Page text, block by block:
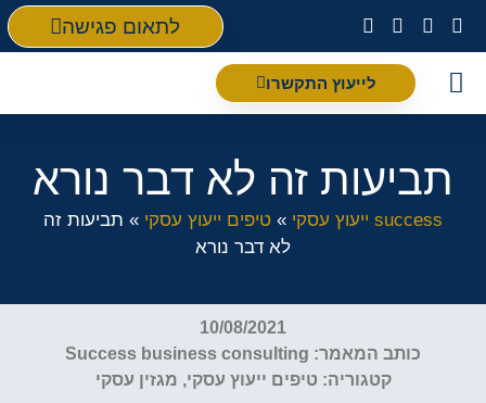
לתאום פגישה
לייעוץ התקשרו
זה לא דבר נורא
success ייעוץ עסקי »טיפים ייעוץ עסקי»תביעות זה
לא דבר נורא
10/08/2021
כותב המאמר:Success business consulting
קטגוריה: טיפים ייעוץ עסקי,מגזין עסקי